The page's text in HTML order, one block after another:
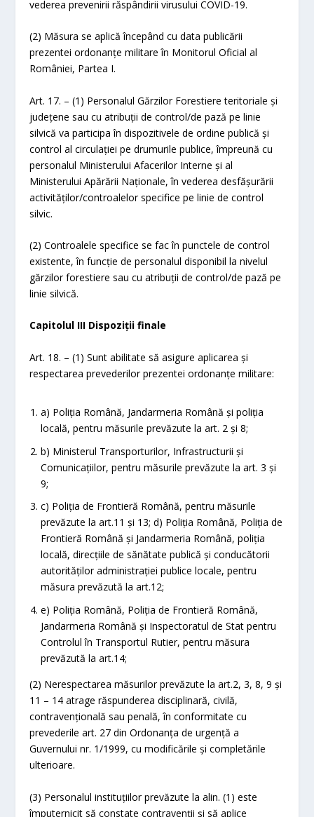
vederea prevenirii răspândirii virusului COVID-19.
(2) Măsura se aplică începând cu data publicării
prezentei ordonanțe militare în Monitorul Oficial al
României, Partea I.
Art. 17. – (1) Personalul Gărzilor Forestiere teritoriale și
județene sau cu atribuții de control/de pază pe linie
silvică va participa în dispozitivele de ordine publică și
control al circulației pe drumurile publice, împreună cu
personalul Ministerului Afacerilor Interne și al
Ministerului Apărării Naționale, în vederea desfășurării
activităților/controalelor specifice pe linie de control
silvic.
(2) Controalele specifice se fac în punctele de control
existente, în funcție de personalul disponibil la nivelul
gărzilor forestiere sau cu atribuții de control/de pază pe
linie silvică.
Capitolul III Dispoziții finale
Art. 18. – (1) Sunt abilitate să asigure aplicarea şi
respectarea prevederilor prezentei ordonanțe militare:
a) Poliția Română, Jandarmeria Română şi poliția
locală, pentru măsurile prevăzute la art. 2 și 8;
b) Ministerul Transporturilor, Infrastructurii şi
Comunicațiilor, pentru măsurile prevăzute la art. 3 și
9;
c) Poliția de Frontieră Română, pentru măsurile
prevăzute la art.11 și 13; d) Poliția Română, Poliția de
Frontieră Română și Jandarmeria Română, poliția
locală, direcțiile de sănătate publică şi conducătorii
autorităților administrației publice locale, pentru
măsura prevăzută la art.12;
e) Poliția Română, Poliția de Frontieră Română,
Jandarmeria Română și Inspectoratul de Stat pentru
Controlul în Transportul Rutier, pentru măsura
prevăzută la art.14;
(2) Nerespectarea măsurilor prevăzute la art.2, 3, 8, 9 și
11 – 14 atrage răspunderea disciplinară, civilă,
contravențională sau penală, în conformitate cu
prevederile art. 27 din Ordonanța de urgență a
Guvernului nr. 1/1999, cu modificările şi completările
ulterioare.
(3) Personalul instituțiilor prevăzute la alin. (1) este
împuternicit să constate contravenții şi să aplice